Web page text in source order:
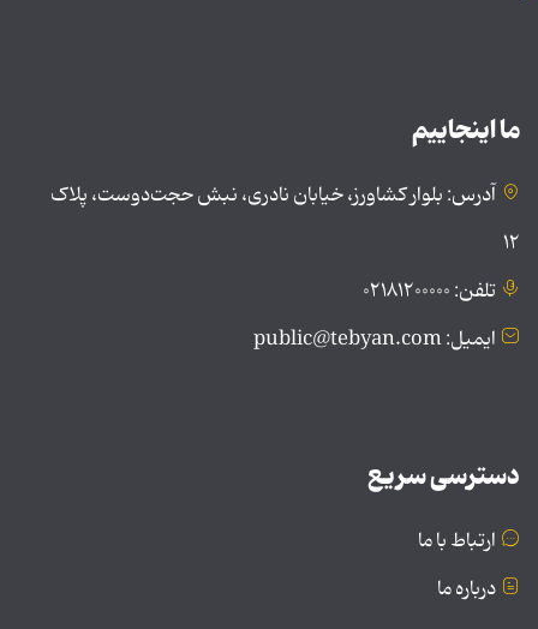
ما اینجاییم
آدرس: بلوار کشاورز، خیابان نادری، نبش حجت‌دوست، پلاک
۱۲
تلفن: ۰۲۱۸۱۲۰۰۰۰۰
ایمیل: public@tebyan.com
دسترسی سریع
ارتباط با ما
درباره ما